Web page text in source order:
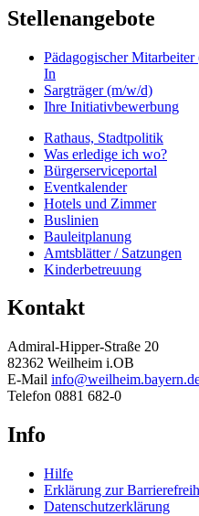
Stellenangebote
Pädagogischer
In
Sargträger (m/w/d)
Ihre Initiativbewerbung
Rathaus, Stadtpolitik
Was erledige ich wo?
Bürgerserviceportal
Eventkalender
Hotels und Zimmer
Buslinien
Bauleitplanung
Amtsblätter / Satzungen
Kinderbetreuung
Kontakt
Admiral-Hipper-Straße 20
82362 Weilheim i.OB
E-Mail
Telefon 0881 682-0
Info
Hilfe
Erklärung zur
Datenschutzerklärung